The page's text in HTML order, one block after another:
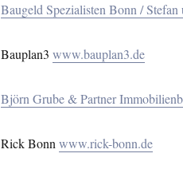
Baugeld Spezialisten Bonn /
Bauplan3 www.bauplan3.de
Björn Grube & Partner
Rick Bonn www.rick-bonn.de